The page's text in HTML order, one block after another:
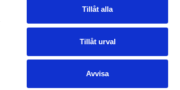
Tillåt alla
Tillåt urval
Avvisa